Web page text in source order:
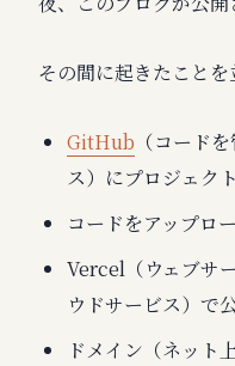
その間に起きたことを
GitHub （コード
ス）にプロジェク
コードをアップロ
Vercel（ウェブサ
ウドサービス）で
ドメイン（ネット